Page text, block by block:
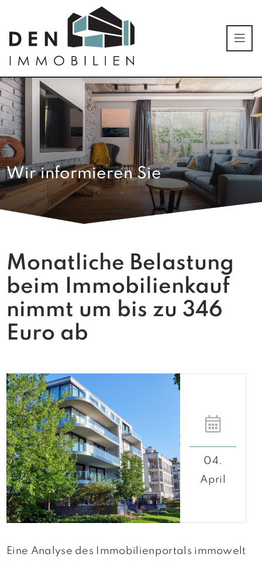
Wir informieren Sie
Monatliche Belastung
beim Immobilienkauf
nimmt um bis zu 346
Euro ab
04.
April
Eine Analyse des Immobilienportals immowelt